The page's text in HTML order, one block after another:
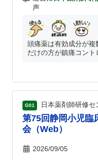
声
頭痛薬は有効成分が複
だけの方が鎮痛コント
G01 日本薬剤師研修セ
第75回静岡小児臨
会（Web）
2026/09/05